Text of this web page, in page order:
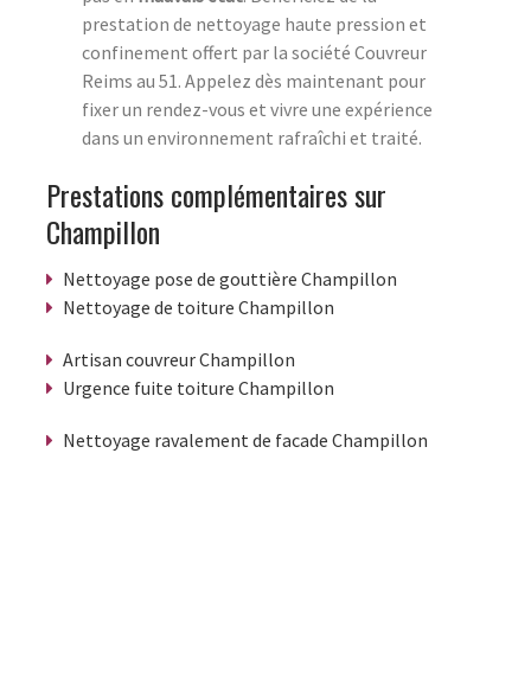
prestation de nettoyage haute pression et
confinement offert par la société Couvreur
Reims au 51. Appelez dès maintenant pour
fixer un rendez-vous et vivre une expérience
dans un environnement rafraîchi et traité.
Prestations complémentaires sur
Champillon
Nettoyage pose de gouttière Champillon
Nettoyage de toiture Champillon
Artisan couvreur Champillon
Urgence fuite toiture Champillon
Nettoyage ravalement de facade Champillon